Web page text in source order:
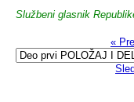
Službeni glasnik
«